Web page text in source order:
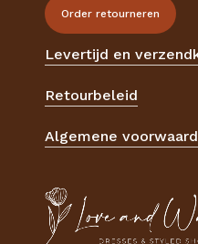
Order retourneren
Levertijd en
Retourbeleid
Algemene